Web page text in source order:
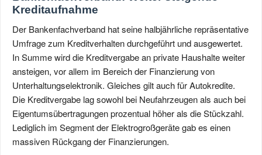
Kreditaufnahme
Der Bankenfachverband hat seine halbjährliche repräsentative
Umfrage zum Kreditverhalten durchgeführt und ausgewertet.
In Summe wird die Kreditvergabe an private Haushalte weiter
ansteigen, vor allem im Bereich der Finanzierung von
Unterhaltungselektronik. Gleiches gilt auch für Autokredite.
Die Kreditvergabe lag sowohl bei Neufahrzeugen als auch bei
Eigentumsübertragungen prozentual höher als die Stückzahl.
Lediglich im Segment der Elektrogroßgeräte gab es einen
massiven Rückgang der Finanzierungen.